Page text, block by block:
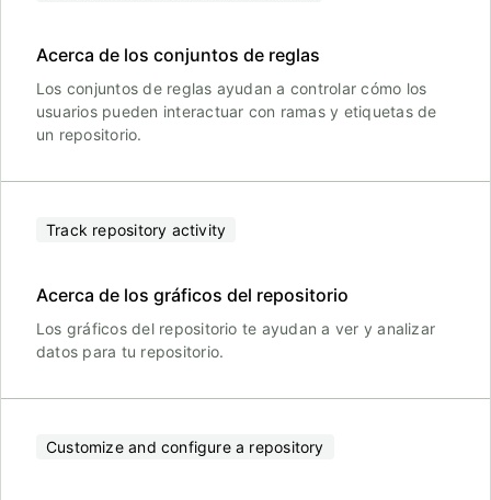
Acerca de los conjuntos de reglas
Los conjuntos de reglas ayudan a controlar cómo los
usuarios pueden interactuar con ramas y etiquetas de
un repositorio.
Track repository activity
Acerca de los gráficos del repositorio
Los gráficos del repositorio te ayudan a ver y analizar
datos para tu repositorio.
Customize and configure a repository